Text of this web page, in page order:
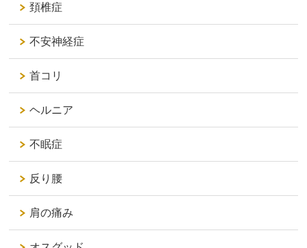
頚椎症
不安神経症
首コリ
ヘルニア
不眠症
反り腰
肩の痛み